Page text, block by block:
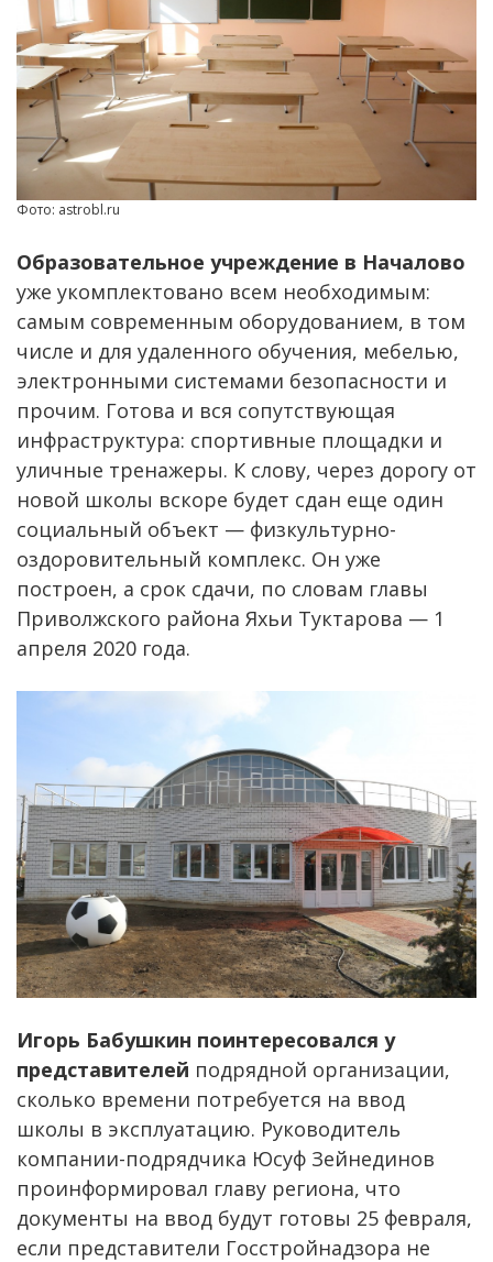
Фото: astrobl.ru
Образовательное учреждение в Началово
уже укомплектовано всем необходимым:
самым современным оборудованием, в том
числе и для удаленного обучения, мебелью,
электронными системами безопасности и
прочим. Готова и вся сопутствующая
инфраструктура: спортивные площадки и
уличные тренажеры. К слову, через дорогу от
новой школы вскоре будет сдан еще один
социальный объект — физкультурно-
оздоровительный комплекс. Он уже
построен, а срок сдачи, по словам главы
Приволжского района Яхьи Туктарова — 1
апреля 2020 года.
Игорь Бабушкин поинтересовался у
представителей подрядной организации,
сколько времени потребуется на ввод
школы в эксплуатацию. Руководитель
компании-подрядчика Юсуф Зейнединов
проинформировал главу региона, что
документы на ввод будут готовы 25 февраля,
если представители Госстройнадзора не